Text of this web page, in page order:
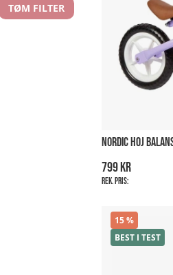
TØM FILTER
NORDIC HOJ
799 kr
Rek. pris:
15
BEST I TEST